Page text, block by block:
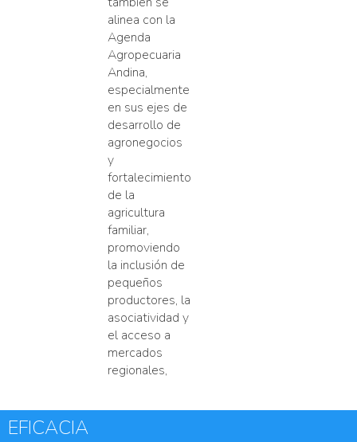
alinea con la
Agenda
Agropecuaria
Andina,
especialmente
en sus ejes de
desarrollo de
agronegocios
y
fortalecimiento
de la
agricultura
familiar,
promoviendo
la inclusión de
pequeños
productores, la
asociatividad y
el acceso a
mercados
regionales,
EFICACIA